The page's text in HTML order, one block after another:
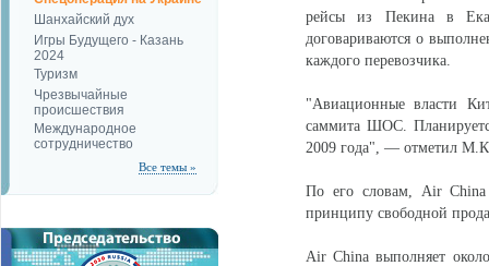
Шанхайский дух
Игры Будущего - Казань
2024
Туризм
Чрезвычайные
происшествия
Международное
сотрудничество
Все темы »
рейсы из Пекина в
договариваются о
каждого перевозчика.
"Авиационные власти
саммита ШОС.
2009 года", — отметил
По его словам, Air China
принципу свободной
Air China выполняет